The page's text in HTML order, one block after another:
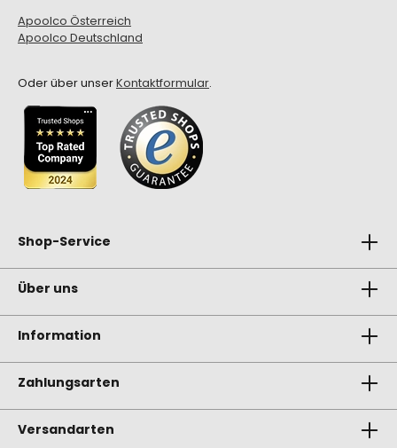
Apoolco Österreich
Apoolco Deutschland
Oder über unserKontaktformular.
Shop-Service
Über uns
Information
Zahlungsarten
Versandarten